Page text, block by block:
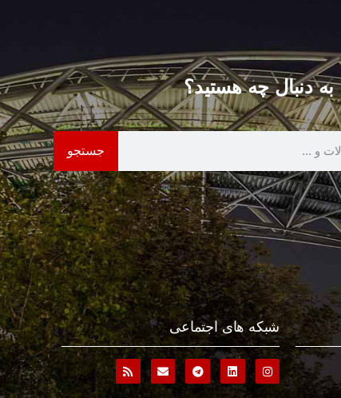
به دنبال چه هستید؟
جستجو
شبکه های اجتماعی